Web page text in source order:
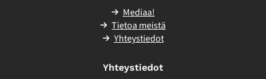
Mediaa!
Tietoa meistä
Yhteystiedot
Yhteystiedot